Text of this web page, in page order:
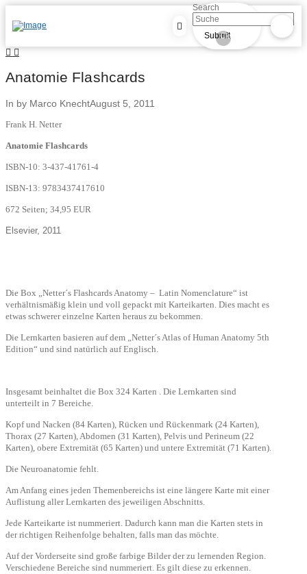
Search
Submit
Clear
Anatomie Flashcards
In by Marco KnechtAugust 5, 2011
Frank H. Netter
Anatomie Flashcards
ISBN-10: 3-437-41761-4
ISBN-13: 9783437417610
672 Seiten; 34,95 EUR
Elsevier, 2011
Die Box „Netter´s Flashcards Anatomy – Latin Nomenclature“ ist
verhältnismäßig klein und voll gepackt mit Karteikarten. Dies macht es
etwas schwerer einzelne Karten heraus zu bekommen.
Die Lernkarten basieren auf dem „Netter´s Atlas of Human Anatomy 5th
Edition“ und sind natürlich auf Englisch.
Insgesamt beinhaltet die Box 324 Karten . Die Lernkarten sind
unterteilt in 7 Bereiche.
Kopf und Nacken (84 Karten), Rücken und Rückenmark (24 Karten),
Thorax (27 Karten), Abdomen (31 Karten), Pelvis und Perineum (22
Karten), obere Extremität (65 Karten) und untere Extremität (71 Karten).
Die Neuroanatomie fehlt.
Am Anfang eines jeden Themenbereichs ist eine längere Karte mit einer
Auflistung aller Lernkarten des jeweiligen Abschnitts.
Jede Karteikarte ist nummeriert. Dadurch kann man die Karten stets in
der richtigen Reihenfolge behalten, falls man das möchte.
Auf der Vorderseite sind große farbige Bilder der zu lernenden Region.
Verschiedene Bereiche sind nummeriert. Es gilt diese zu erkennen.